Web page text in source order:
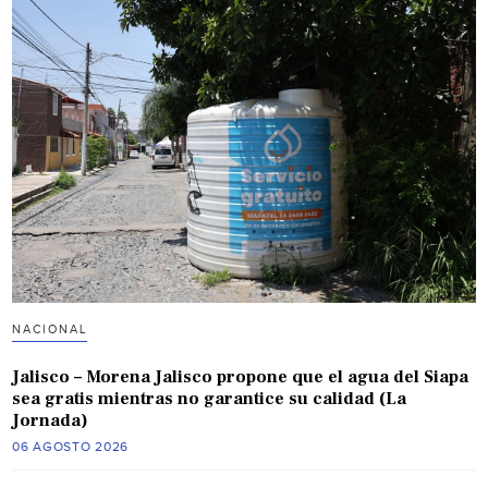
NACIONAL
Jalisco – Morena Jalisco propone que el agua del Siapa
sea gratis mientras no garantice su calidad (La
Jornada)
06 AGOSTO 2026